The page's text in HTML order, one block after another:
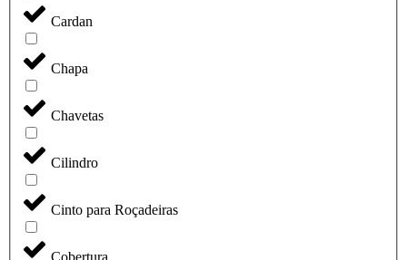
Cardan
Chapa
Chavetas
Cilindro
Cinto para Roçadeiras
Cobertura